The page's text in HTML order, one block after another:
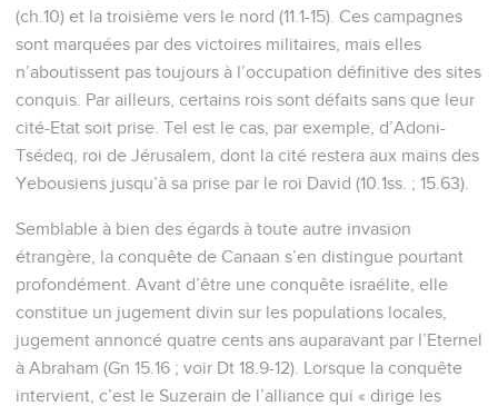
(ch.10) et la troisième vers le nord (11.1-15). Ces campagnes
sont marquées par des victoires militaires, mais elles
n’aboutissent pas toujours à l’occupation définitive des sites
conquis. Par ailleurs, certains rois sont défaits sans que leur
cité-Etat soit prise. Tel est le cas, par exemple, d’Adoni-
Tsédeq, roi de Jérusalem, dont la cité restera aux mains des
Yebousiens jusqu’à sa prise par le roi David (10.1ss. ; 15.63).
Semblable à bien des égards à toute autre invasion
étrangère, la conquête de Canaan s’en distingue pourtant
profondément. Avant d’être une conquête israélite, elle
constitue un jugement divin sur les populations locales,
jugement annoncé quatre cents ans auparavant par l’Eternel
à Abraham (Gn 15.16 ; voir Dt 18.9-12). Lorsque la conquête
intervient, c’est le Suzerain de l’alliance qui « dirige les